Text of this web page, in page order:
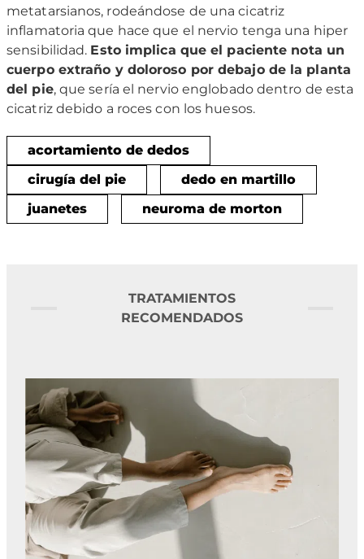
metatarsianos, rodeándose de una cicatriz
inflamatoria que hace que el nervio tenga una hiper
sensibilidad. Esto implica que el paciente nota un
cuerpo extraño y doloroso por debajo de la planta
del pie, que sería el nervio englobado dentro de esta
cicatriz debido a roces con los huesos.
acortamiento de dedos
cirugía del pie
dedo en martillo
juanetes
neuroma de morton
TRATAMIENTOS
RECOMENDADOS